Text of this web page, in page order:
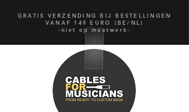
GRATIS VERZENDING BIJ BESTELLINGEN
VANAF 149 EURO (BE/NL)
-niet op maatwerk-